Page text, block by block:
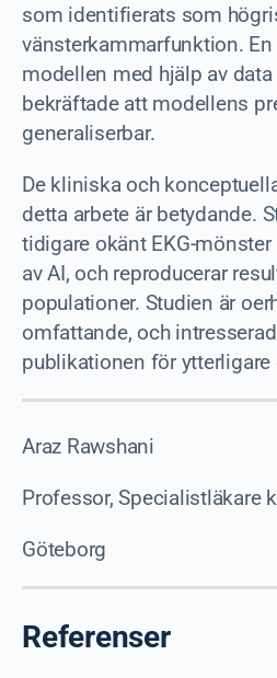
som identifierats som
vänsterkammarfunktion.
modellen med hjälp av data
bekräftade att modellens
generaliserbar.
De kliniska och
detta arbete är betydande.
tidigare okänt EKG-
av AI, och reproducerar
populationer. Studien är
omfattande, och
publikationen för ytterligare
Araz Rawshani
Professor, Specialistläkare
Göteborg
Referenser